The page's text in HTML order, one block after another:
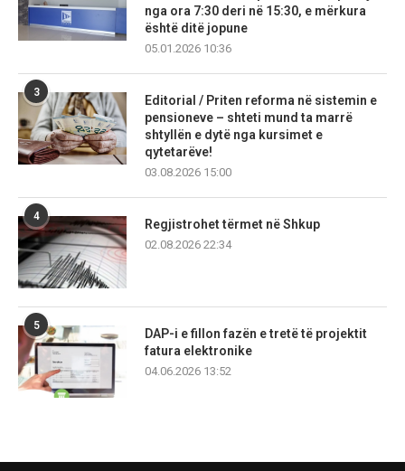
nga ora 7:30 deri në 15:30, e mërkura
është ditë jopune
05.01.2026 10:36
3
Editorial / Priten reforma në sistemin e
pensioneve – shteti mund ta marrë
shtyllën e dytë nga kursimet e
qytetarëve!
03.08.2026 15:00
4
Regjistrohet tërmet në Shkup
02.08.2026 22:34
5
DAP-i e fillon fazën e tretë të projektit
fatura elektronike
04.06.2026 13:52